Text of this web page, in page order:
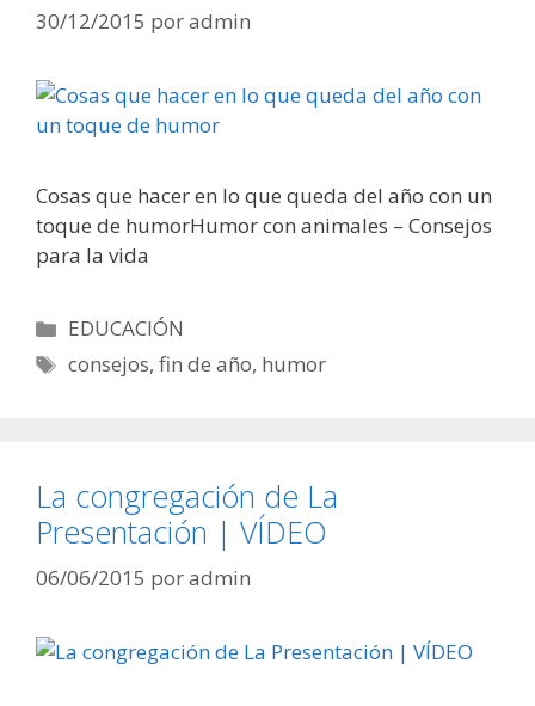
30/12/2015 poradmin
Cosas que hacer en lo que queda del año con un
toque de humorHumor con animales – Consejos
para la vida
Categorías
EDUCACIÓN
Etiquetas
consejos,fin de año, humor
La congregación de La
Presentación | VÍDEO
06/06/2015 poradmin